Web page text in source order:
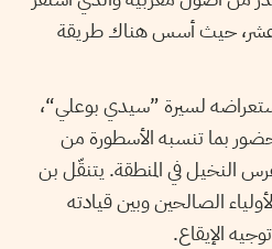
عشر، حيث أسس هناك طريقة
لسيرة ”سيدي بوعلي“،
بما تنسبه الأسطورة من
النخيل في المنطقة. يتنقّل بن
الصالحين وبين قيادته
الإيقاع.